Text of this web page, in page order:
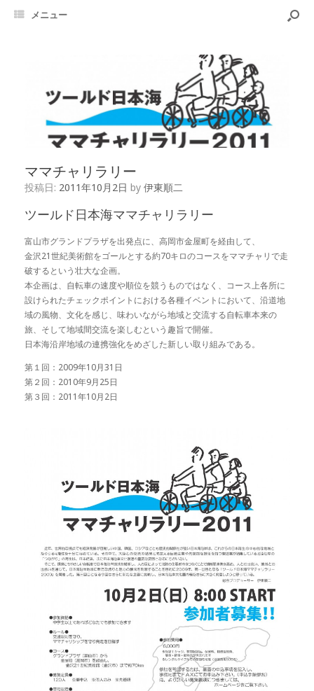
メニュー
ママチャリラリー
投稿日: 2011年10月2日 by 伊東順二
ツールド日本海ママチャリラリー
富山市グランドプラザを出発点に、高岡市金屋町を経由して、
金沢21世紀美術館をゴールとする約70キロのコースをママチャリで走
破するという壮大な企画。
本企画は、自転車の速度や順位を競うものではなく、コース上各所に
設けられたチェックポイントにおける各種イベントにおいて、沿道地
域の風物、文化を感じ、味わいながら地域と交流する自転車本来の
旅、そして地域間交流を楽しむという趣旨で開催。
日本海沿岸地域の連携強化をめざした新しい取り組みである。
第１回：2009年10月31日
第２回：2010年9月25日
第３回：2011年10月2日